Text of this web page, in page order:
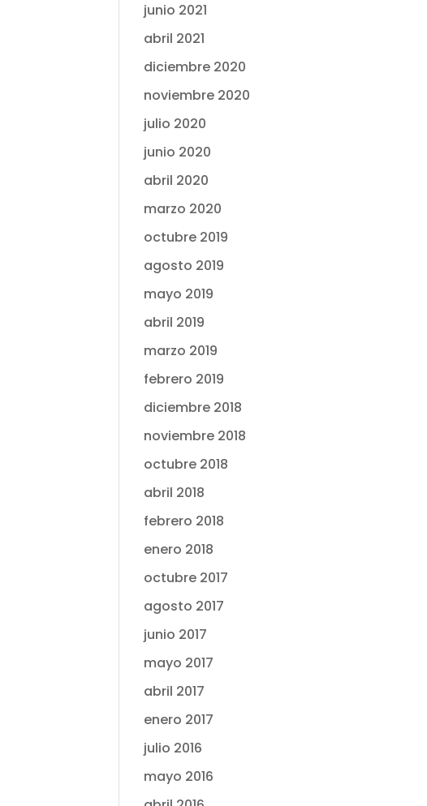
junio 2021
abril 2021
diciembre 2020
noviembre 2020
julio 2020
junio 2020
abril 2020
marzo 2020
octubre 2019
agosto 2019
mayo 2019
abril 2019
marzo 2019
febrero 2019
diciembre 2018
noviembre 2018
octubre 2018
abril 2018
febrero 2018
enero 2018
octubre 2017
agosto 2017
junio 2017
mayo 2017
abril 2017
enero 2017
julio 2016
mayo 2016